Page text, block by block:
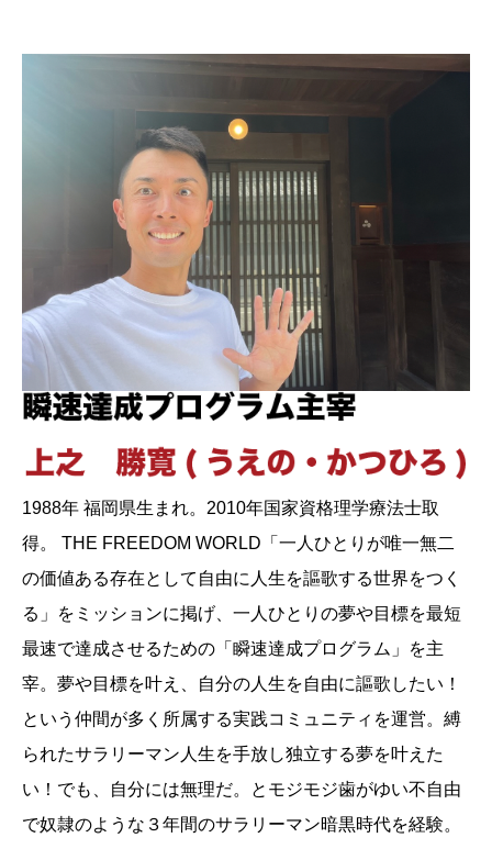
1988年 福岡県生まれ。2010年国家資格理学療法士取
得。 THE FREEDOM WORLD「一人ひとりが唯一無二
の価値ある存在として自由に人生を謳歌する世界をつく
る」をミッションに掲げ、一人ひとりの夢や目標を最短
最速で達成させるための「瞬速達成プログラム」を主
宰。夢や目標を叶え、自分の人生を自由に謳歌したい！
という仲間が多く所属する実践コミュニティを運営。縛
られたサラリーマン人生を手放し独立する夢を叶えた
い！でも、自分には無理だ。とモジモジ歯がゆい不自由
で奴隷のような３年間のサラリーマン暗黒時代を経験。